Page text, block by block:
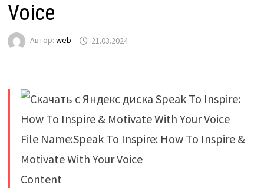
Voice
Автор: web 21.03.2024
File Name:Speak To Inspire: How To Inspire &
Motivate With Your Voice
Content